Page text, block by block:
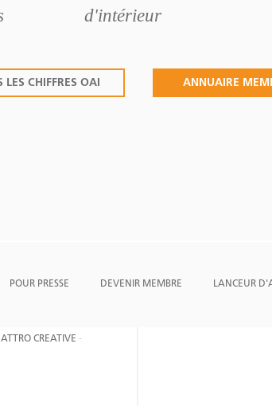
d'intérieur
LES CHIFFRES OAI ANNUAIRE
POUR PRESSE DEVENIR MEMBRE LANCEUR
CREATIVE -